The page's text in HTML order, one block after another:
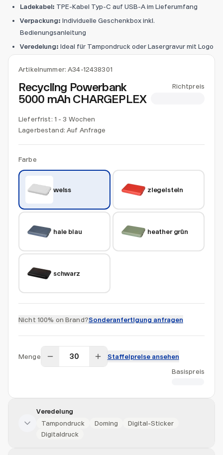
Artikelnummer:A34-12438301
Recycling Powerbank
5000 mAh CHARGEPLEX
Richtpreis
Lieferfrist: 1 - 3 Wochen
Lagerbestand: Auf Anfrage
Farbe
weiss ziegelstein
hale blau heather grün
schwarz
Nicht 100% on Brand?Sonderanfertigung anfragen
Menge
Staffelpreise ansehen
Basispreis
Veredelung
Tampondruck
Doming
Digital-Sticker
Digitaldruck
Ladekabel: TPE-Kabel Typ-C auf USB-A im Lieferumfang
Verpackung: Individuelle Geschenkbox inkl.
Bedienungsanleitung
Veredelung: Ideal für Tampondruck oder Lasergravur mit Logo